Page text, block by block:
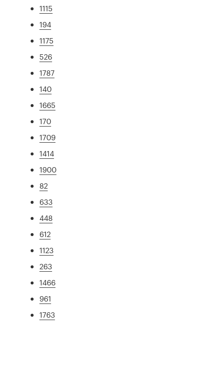
1115
194
1175
526
1787
140
1665
170
1709
1414
1900
82
633
448
612
1123
263
1466
961
1763